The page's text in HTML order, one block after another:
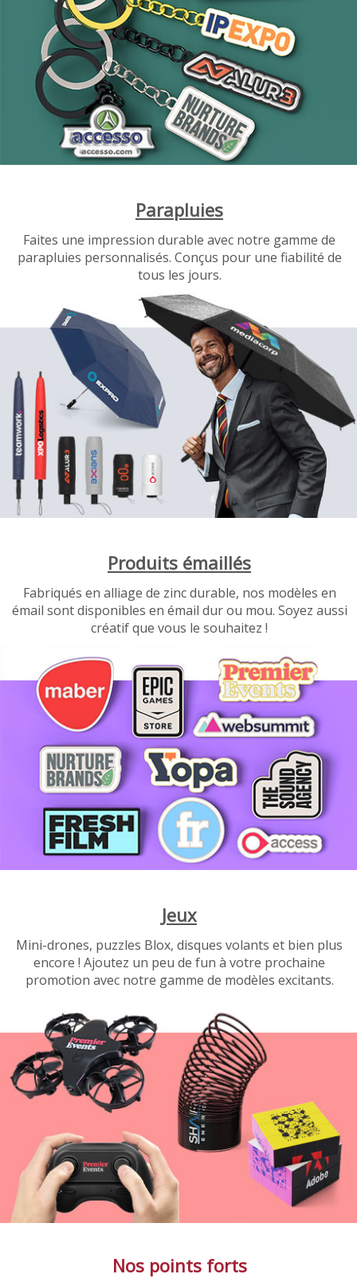
Parapluies
Faites une impression durable avec notre gamme de
parapluies personnalisés. Conçus pour une fiabilité de
tous les jours.
Produits émaillés
Fabriqués en alliage de zinc durable, nos modèles en
émail sont disponibles en émail dur ou mou. Soyez aussi
créatif que vous le souhaitez !
Jeux
Mini-drones, puzzles Blox, disques volants et bien plus
encore ! Ajoutez un peu de fun à votre prochaine
promotion avec notre gamme de modèles excitants.
Nos points forts